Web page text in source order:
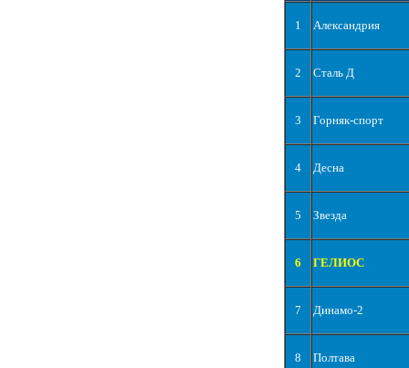
1 Александрия
2 Сталь Д
3 Горняк-спорт
4 Десна
5 Звезда
6 ГЕЛИОС
7 Динамо-2
8 Полтава